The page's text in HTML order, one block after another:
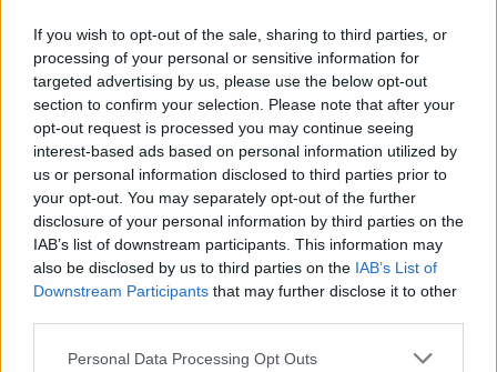
If you wish to opt-out of the sale, sharing to third parties, or
processing of your personal or sensitive information for
targeted advertising by us, please use the below opt-out
section to confirm your selection. Please note that after your
opt-out request is processed you may continue seeing
interest-based ads based on personal information utilized by
us or personal information disclosed to third parties prior to
your opt-out. You may separately opt-out of the further
disclosure of your personal information by third parties on the
IAB’s list of downstream participants. This information may
also be disclosed by us to third parties on the IAB’s List of
Downstream Participants that may further disclose it to other
Personal Data Processing Opt Outs
00:01:16
Dangų užtemdė dūmai: Vašingtone siautėjantys gaisrai
verčia evakuotis gyventojus
Žinios | Pasaulis
00:00:38
Smūgių Iranui kol kas nebus: D. Trumpas pakeitė planus
Žinios | Pasaulis